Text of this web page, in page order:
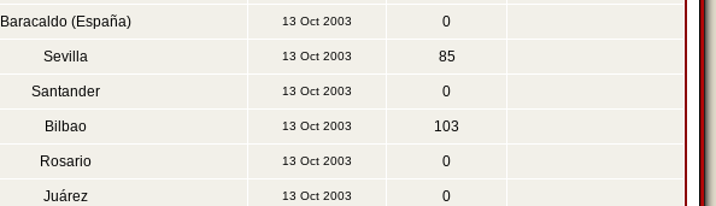
Baracaldo (España) 13 Oct 2003 0
Sevilla 13 Oct 2003 85
Santander 13 Oct 2003 0
Bilbao 13 Oct 2003 103
Rosario 13 Oct 2003 0
Juárez 13 Oct 2003 0